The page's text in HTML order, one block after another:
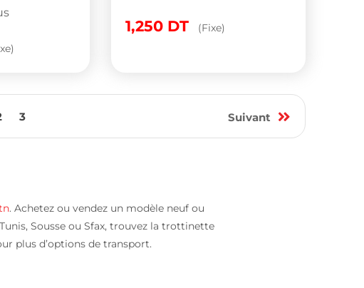
1,250 DT (Fixe)
3 Suivant
. Achetez ou vendez un modèle neuf ou
Sousse ou Sfax, trouvez la trottinette
plus d’options de transport.